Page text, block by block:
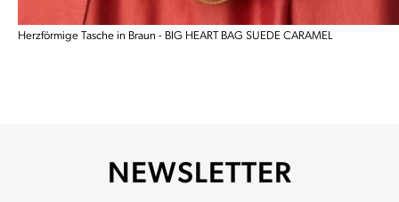
Herzförmige Tasche in Braun - BIG HEART BAG SUEDE CARAMEL
NEWSLETTER